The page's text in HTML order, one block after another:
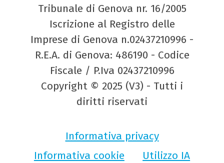
Tribunale di Genova nr. 16/2005
Iscrizione al Registro delle
Imprese di Genova n.02437210996 -
R.E.A. di Genova: 486190 - Codice
Fiscale / P.Iva 02437210996
Copyright © 2025 (V3) - Tutti i
diritti riservati
Informativa privacy
Informativa cookie
Utilizzo IA